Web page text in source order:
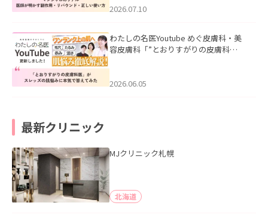
た。
2026.07.10
わたしの名医Youtube めぐ皮膚科・美
容皮膚科「”とおりすがりの皮膚科
2026.06.05
最新クリニック
MJクリニック札幌
北海道